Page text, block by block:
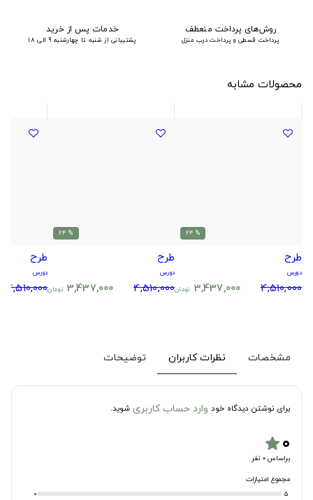
روش‌های پرداخت منعطف
پرداخت قسطی و پرداخت درب منزل
خدمات پس از خرید
پشتیبانی از شنبه تا چهارشنبه 9 الی 18
محصولات مشابه
% 24
طرح
دورس
4,510,000
3,437,000 تومان
% 24
طرح
دورس
4,510,000
3,437,000 تومان
طرح
دورس
4,510,000
مشخصات نظرات کاربران توضیحات
برای نوشتن دیدگاه خود وارد حساب کاربری شوید.
۰star
براساس 0 نفر
مجموع امتیازات
5
0